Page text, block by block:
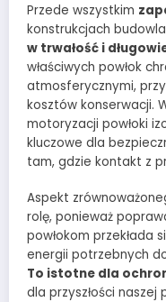
Przede wszystkim
konstrukcjach
w trwałość i
właściwych powłok
atmosferycznymi,
kosztów konserwacji.
motoryzacji powłoki
kluczowe dla
tam, gdzie kontakt z
Aspekt
rolę, ponieważ
powłokom przekłada
energii potrzebnych
To istotne dla
dla przyszłości naszej